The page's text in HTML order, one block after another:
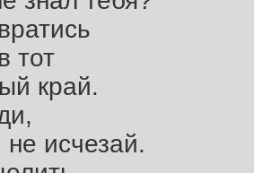
тот
край.
исчезай.